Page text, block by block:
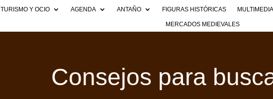
TURISMO Y OCIO AGENDA ANTAÑO FIGURAS HISTÓRICAS MULTIMEDIA
MERCADOS MEDIEVALES
Consejos para